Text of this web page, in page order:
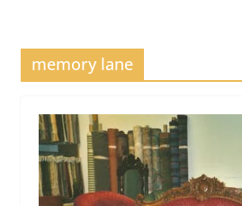
memory lane